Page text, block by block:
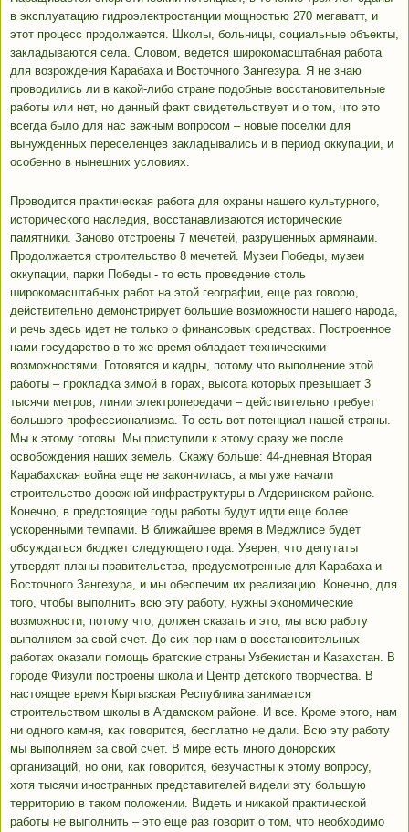
в эксплуатацию гидроэлектростанции мощностью 270 мегаватт, и
этот процесс продолжается. Школы, больницы, социальные объекты,
закладываются села. Словом, ведется широкомасштабная работа
для возрождения Карабаха и Восточного Зангезура. Я не знаю
проводились ли в какой-либо стране подобные восстановительные
работы или нет, но данный факт свидетельствует и о том, что это
всегда было для нас важным вопросом – новые поселки для
вынужденных переселенцев закладывались и в период оккупации, и
особенно в нынешних условиях.
Проводится практическая работа для охраны нашего культурного,
исторического наследия, восстанавливаются исторические
памятники. Заново отстроены 7 мечетей, разрушенных армянами.
Продолжается строительство 8 мечетей. Музеи Победы, музеи
оккупации, парки Победы - то есть проведение столь
широкомасштабных работ на этой географии, еще раз говорю,
действительно демонстрирует большие возможности нашего народа,
и речь здесь идет не только о финансовых средствах. Построенное
нами государство в то же время обладает техническими
возможностями. Готовятся и кадры, потому что выполнение этой
работы – прокладка зимой в горах, высота которых превышает 3
тысячи метров, линии электропередачи – действительно требует
большого профессионализма. То есть вот потенциал нашей страны.
Мы к этому готовы. Мы приступили к этому сразу же после
освобождения наших земель. Скажу больше: 44-дневная Вторая
Карабахская война еще не закончилась, а мы уже начали
строительство дорожной инфраструктуры в Агдеринском районе.
Конечно, в предстоящие годы работы будут идти еще более
ускоренными темпами. В ближайшее время в Меджлисе будет
обсуждаться бюджет следующего года. Уверен, что депутаты
утвердят планы правительства, предусмотренные для Карабаха и
Восточного Зангезура, и мы обеспечим их реализацию. Конечно, для
того, чтобы выполнить всю эту работу, нужны экономические
возможности, потому что, должен сказать и это, мы всю работу
выполняем за свой счет. До сих пор нам в восстановительных
работах оказали помощь братские страны Узбекистан и Казахстан. В
городе Физули построены школа и Центр детского творчества. В
настоящее время Кыргызская Республика занимается
строительством школы в Агдамском районе. И все. Кроме этого, нам
ни одного камня, как говорится, бесплатно не дали. Всю эту работу
мы выполняем за свой счет. В мире есть много донорских
организаций, но они, как говорится, безучастны к этому вопросу,
хотя тысячи иностранных представителей видели эту большую
территорию в таком положении. Видеть и никакой практической
работы не выполнить – это еще раз говорит о том, что необходимо